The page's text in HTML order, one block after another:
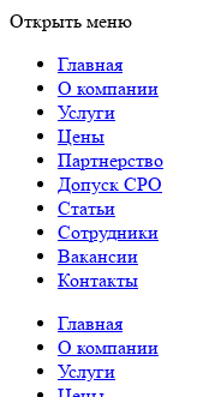
Открыть меню
Главная
О компании
Услуги
Цены
Партнерство
Допуск СРО
Статьи
Сотрудники
Вакансии
Контакты
Главная
О компании
Услуги